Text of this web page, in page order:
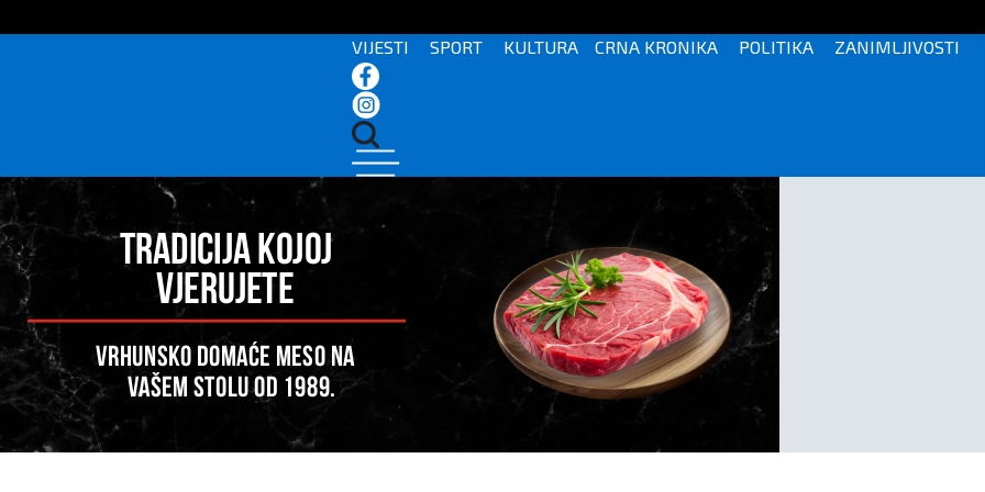
VIJESTI SPORT KULTURA CRNA KRONIKA POLITIKA ZANIMLJIVOSTI